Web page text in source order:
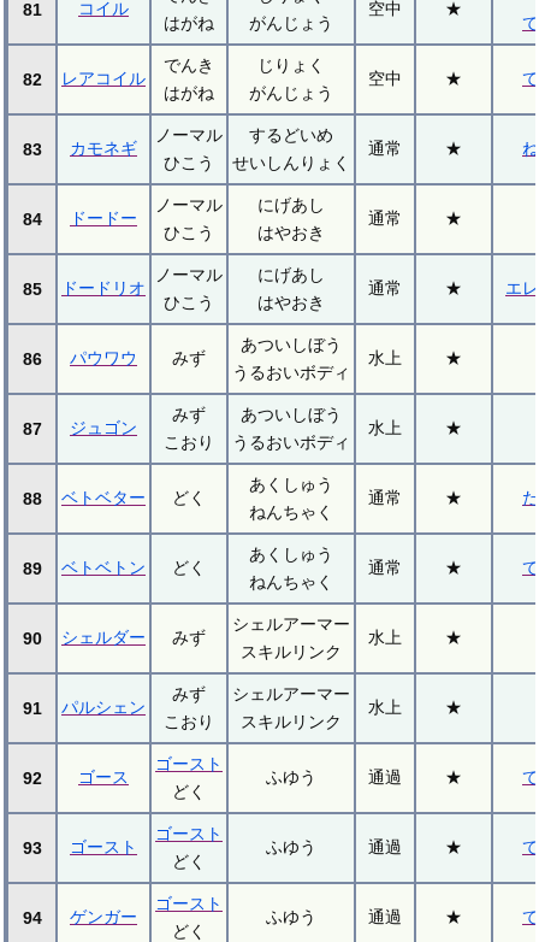
81 コイル
はがね
がんじょう
空中 ★
82 レアコイル
でんき
はがね
じりょく
がんじょう
空中 ★
83 カモネギ
ノーマル
ひこう
するどいめ
せいしんりょく
通常 ★
84 ドードー
ノーマル
ひこう
にげあし
はやおき
通常 ★
85 ドードリオ
ノーマル
ひこう
にげあし
はやおき
通常 ★ エ
86 パウワウ みず
あついしぼう
うるおいボディ
水上 ★
87 ジュゴン
みず
こおり
あついしぼう
うるおいボディ
水上 ★
88 ベトベター どく
あくしゅう
ねんちゃく
通常 ★
89 ベトベトン どく
あくしゅう
ねんちゃく
通常 ★
90 シェルダー みず
シェルアーマー
スキルリンク
水上 ★
91 パルシェン
みず
こおり
シェルアーマー
スキルリンク
水上 ★
92 ゴース
ゴースト
どく
ふゆう 通過 ★
93 ゴースト
ゴースト
どく
ふゆう 通過 ★
94 ゲンガー
ゴースト
どく
ふゆう 通過 ★